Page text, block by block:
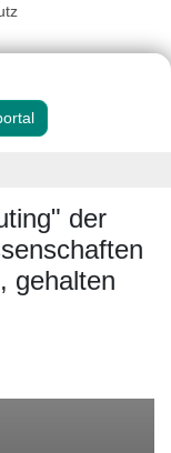
der
gehalten